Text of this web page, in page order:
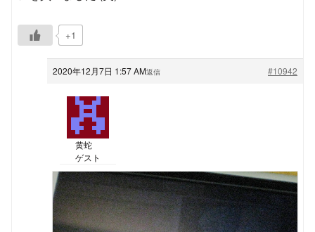
+1
2020年12月7日 1:57 AM #10942
返信
黄蛇
ゲスト